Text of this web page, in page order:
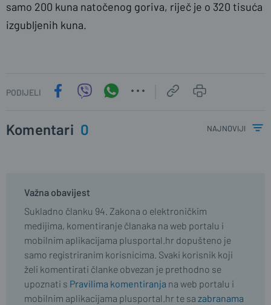
samo 200 kuna natočenog goriva, riječ je o 320 tisuća
izgubljenih kuna.
PODIJELI
Komentari 0 najnoviji
Važna obavijest
Sukladno članku 94. Zakona o elektroničkim
medijima, komentiranje članaka na web portalu i
mobilnim aplikacijama plusportal.hr dopušteno je
samo registriranim korisnicima. Svaki korisnik koji
želi komentirati članke obvezan je prethodno se
upoznati s Pravilima komentiranja na web portalu i
mobilnim aplikacijama plusportal.hr te sa zabranama